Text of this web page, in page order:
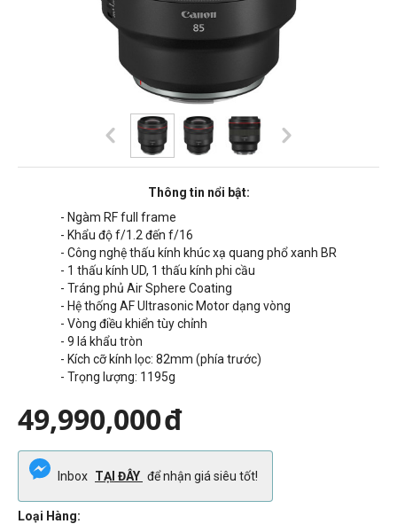
Thông tin nổi bật:
- Ngàm RF full frame
- Khẩu độ f/1.2 đến f/16
- Công nghệ thấu kính khúc xạ quang phổ xanh BR
- 1 thấu kính UD, 1 thấu kính phi cầu
- Tráng phủ Air Sphere Coating
- Hệ thống AF Ultrasonic Motor dạng vòng
- Vòng điều khiển tùy chỉnh
- 9 lá khẩu tròn
- Kích cỡ kính lọc: 82mm (phía trước)
- Trọng lượng: 1195g
49,990,000đ
Inbox TẠI ĐÂY để nhận giá siêu tốt!
Loại Hàng: